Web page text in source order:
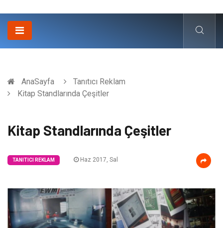
AnaSayfa
Tanıtıcı Reklam
Kitap Standlarında Çeşitler
Kitap Standlarında Çeşitler
TANITICI REKLAM Haz 2017, Sal